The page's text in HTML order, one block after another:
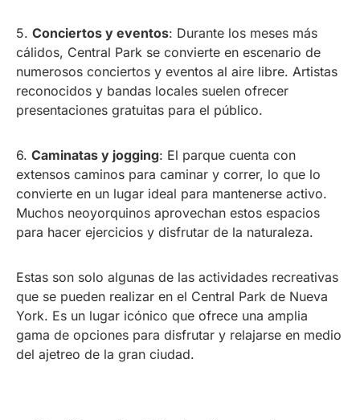
5. Conciertos y eventos: Durante los meses más
cálidos, Central Park se convierte en escenario de
numerosos conciertos y eventos al aire libre. Artistas
reconocidos y bandas locales suelen ofrecer
presentaciones gratuitas para el público.
6. Caminatas y jogging: El parque cuenta con
extensos caminos para caminar y correr, lo que lo
convierte en un lugar ideal para mantenerse activo.
Muchos neoyorquinos aprovechan estos espacios
para hacer ejercicios y disfrutar de la naturaleza.
Estas son solo algunas de las actividades recreativas
que se pueden realizar en el Central Park de Nueva
York. Es un lugar icónico que ofrece una amplia
gama de opciones para disfrutar y relajarse en medio
del ajetreo de la gran ciudad.